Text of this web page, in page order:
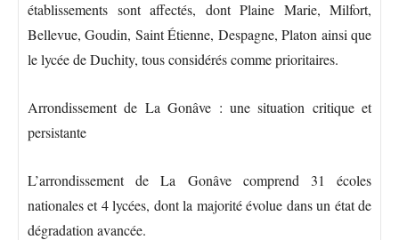
établissements sont affectés, dont Plaine Marie, Milfort,
Bellevue, Goudin, Saint Étienne, Despagne, Platon ainsi que
le lycée de Duchity, tous considérés comme prioritaires.
Arrondissement de La Gonâve : une situation critique et
persistante
L’arrondissement de La Gonâve comprend 31 écoles
nationales et 4 lycées, dont la majorité évolue dans un état de
dégradation avancée.